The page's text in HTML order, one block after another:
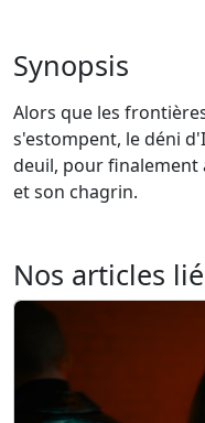
Synopsis
Alors que les
s'estompent, le déni
deuil, pour
et son chagrin.
Nos articles